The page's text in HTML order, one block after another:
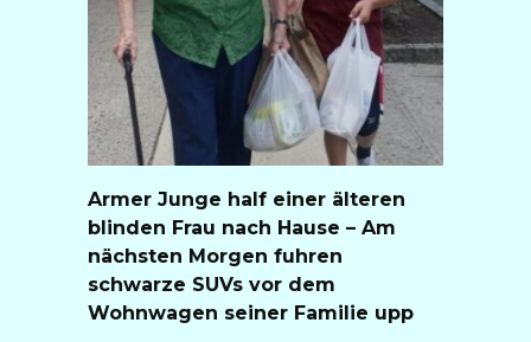
Armer Junge half einer älteren
blinden Frau nach Hause – Am
nächsten Morgen fuhren
schwarze SUVs vor dem
Wohnwagen seiner Familie upp